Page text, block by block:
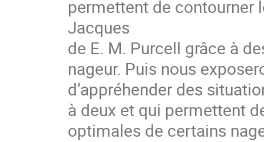
permettent de contourner
Jacques
de E. M. Purcell grâce à
nageur. Puis nous
d’appréhender des
à deux et qui permettent
optimales de certains